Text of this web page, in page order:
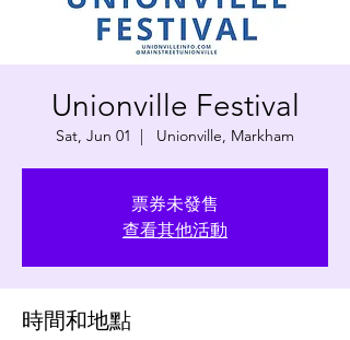
Unionville Festival
Sat, Jun 01
  |
Unionville, Markham
票券未發售
查看其他活動
時間和地點